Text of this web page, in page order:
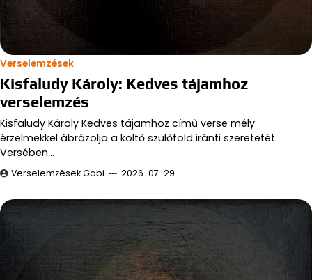
Verselemzések
Kisfaludy Károly: Kedves tájamhoz
verselemzés
Kisfaludy Károly Kedves tájamhoz című verse mély
érzelmekkel ábrázolja a költő szülőföld iránti szeretetét.
Versében…
Verselemzések Gabi 2026-07-29